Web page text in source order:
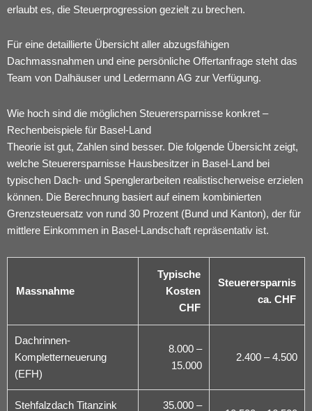
erlaubt es, die Steuerprogression gezielt zu brechen.
Für eine detaillierte Übersicht aller abzugsfähigen
Dachmassnahmen und eine persönliche Offertanfrage steht das
Team von Dalhäuser und Ledermann AG zur Verfügung.
Wie hoch sind die möglichen Steuerersparnisse konkret –
Rechenbeispiele für Basel-Land
Theorie ist gut, Zahlen sind besser. Die folgende Übersicht zeigt,
welche Steuerersparnisse Hausbesitzer in Basel-Land bei
typischen Dach- und Spenglerarbeiten realistischerweise erzielen
können. Die Berechnung basiert auf einem kombinierten
Grenzsteuersatz von rund 30 Prozent (Bund und Kanton), der für
mittlere Einkommen in Basel-Landschaft repräsentativ ist.
Massnahme
Typische
Kosten
CHF
Steuerersparnis
ca. CHF
Dachrinnen-
Kompletterneuerung
(EFH)
8.000 –
15.000
2.400 – 4.500
Stehfalzdach Titanzink 35.000 –